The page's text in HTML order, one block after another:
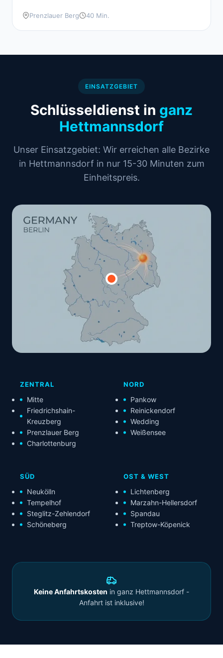
Prenzlauer Berg 40 Min.
EINSATZGEBIET
Schlüsseldienst in ganz
Hettmannsdorf
Unser Einsatzgebiet: Wir erreichen alle Bezirke
in Hettmannsdorf in nur 15-30 Minuten zum
Einheitspreis.
ZENTRAL
Mitte
Friedrichshain-
Kreuzberg
Prenzlauer Berg
Charlottenburg
NORD
Pankow
Reinickendorf
Wedding
Weißensee
SÜD
Neukölln
Tempelhof
Steglitz-Zehlendorf
Schöneberg
OST & WEST
Lichtenberg
Marzahn-Hellersdorf
Spandau
Treptow-Köpenick
Keine Anfahrtskosten in ganz Hettmannsdorf -
Anfahrt ist inklusive!